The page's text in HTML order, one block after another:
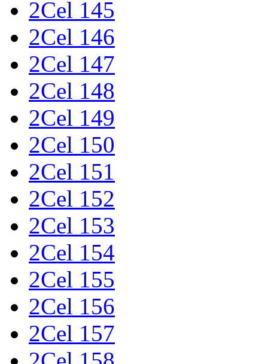
2Cel 145
2Cel 146
2Cel 147
2Cel 148
2Cel 149
2Cel 150
2Cel 151
2Cel 152
2Cel 153
2Cel 154
2Cel 155
2Cel 156
2Cel 157